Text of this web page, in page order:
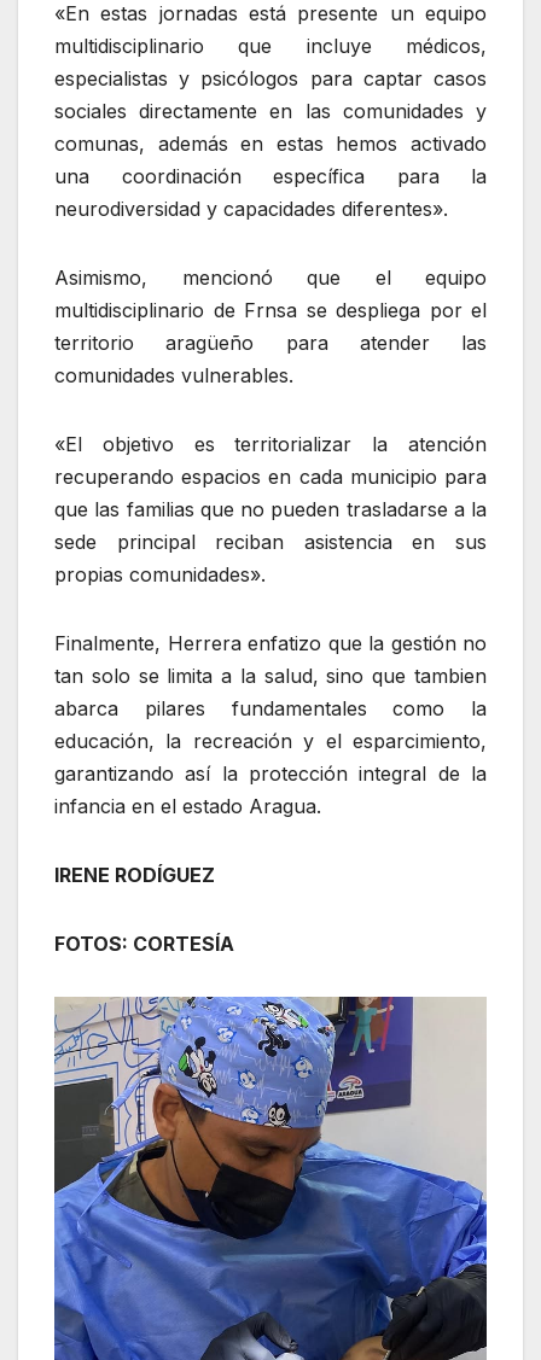
«En estas jornadas está presente un equipo
multidisciplinario que incluye médicos,
especialistas y psicólogos para captar casos
sociales directamente en las comunidades y
comunas, además en estas hemos activado
una coordinación específica para la
neurodiversidad y capacidades diferentes».
Asimismo, mencionó que el equipo
multidisciplinario de Frnsa se despliega por el
territorio aragüeño para atender las
comunidades vulnerables.
«El objetivo es territorializar la atención
recuperando espacios en cada municipio para
que las familias que no pueden trasladarse a la
sede principal reciban asistencia en sus
propias comunidades».
Finalmente, Herrera enfatizo que la gestión no
tan solo se limita a la salud, sino que tambien
abarca pilares fundamentales como la
educación, la recreación y el esparcimiento,
garantizando así la protección integral de la
infancia en el estado Aragua.
IRENE RODÍGUEZ
FOTOS: CORTESÍA